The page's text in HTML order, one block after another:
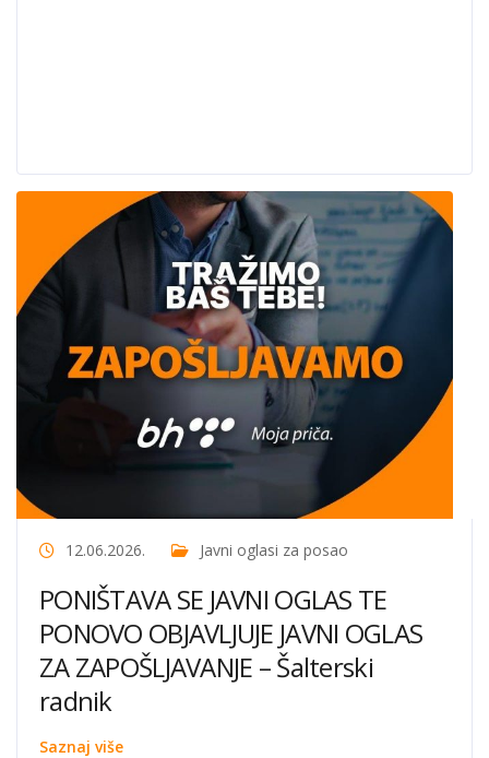
12.06.2026. Javni oglasi za posao
PONIŠTAVA SE JAVNI OGLAS TE
PONOVO OBJAVLJUJE JAVNI OGLAS
ZA ZAPOŠLJAVANJE – Šalterski
radnik
Saznaj više